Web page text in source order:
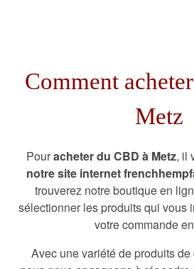
Comment
Metz
Pouracheter du CBD à Metz, il
notre site internet
trouverez notre boutique en
sélectionner les produits qui vous
votre commande
Avec une variété de produits